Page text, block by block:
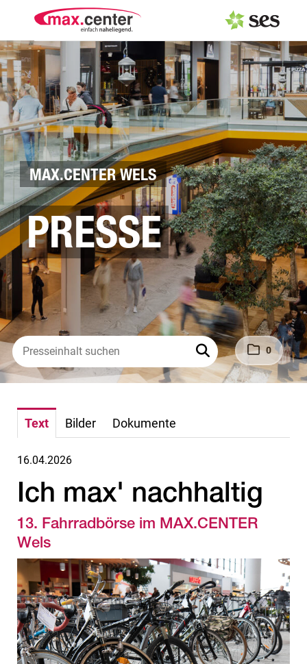
0
MAX.CENTER WELS
PRESSE
PRESSEAUSSENDUNGEN
Center & Marken
Events
Services
MEDIAGALERIE
PRESSEKONTAKT
Text Bilder Dokumente
16.04.2026
Ich max' nachhaltig
13. Fahrradbörse im MAX.CENTER
Wels